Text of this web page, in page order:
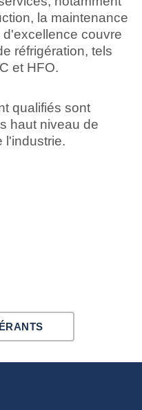
la maintenance
couvre
réfrigération, tels
et HFO.
qualifiés sont
haut niveau de
l'industrie.